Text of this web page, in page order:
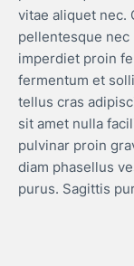
vitae aliquet nec.
pellentesque nec
imperdiet proin
fermentum et
tellus cras
sit amet nulla
pulvinar proin
diam phasellus
purus. Sagittis